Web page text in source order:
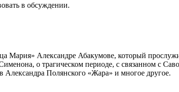
в обсуждении.
Мария» Александре Абакумове, который
о трагическом периоде, с связанном с
Полянского «Жара» и многое другое.